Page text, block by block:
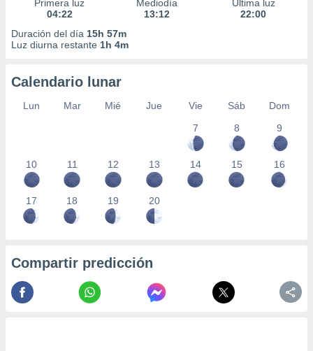
Primera luz
04:22
Mediodía
13:12
Última luz
22:00
Duración del día 15h 57m
Luz diurna restante 1h 4m
Calendario lunar
Lun Mar Mié Jue Vie Sáb
Dom
7
8 9
10 11 12 13 14 15 16
17 18 19 20
Compartir predicción